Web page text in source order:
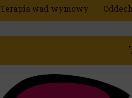
Terapia wad wymowy